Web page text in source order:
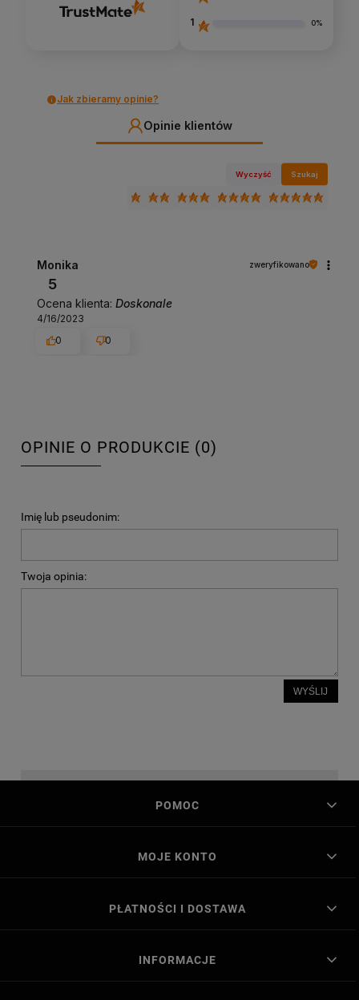
1 0%
Jak zbieramy opinie?
Opinie klientów
Wyczyść Szukaj
Monika zweryfikowano
5
Ocena klienta: Doskonale
4/16/2023
0
0
OPINIE O PRODUKCIE (0)
Imię lub pseudonim:
Twoja opinia:
WYŚLIJ
POMOC
MOJE KONTO
PŁATNOŚCI I DOSTAWA
INFORMACJE